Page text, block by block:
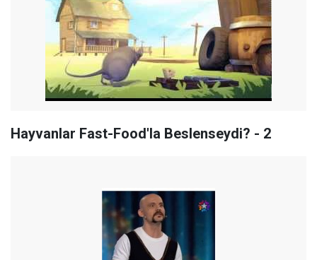
Hayvanlar Fast-Food'la Beslenseydi? - 2